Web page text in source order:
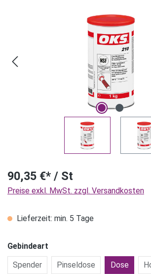
90,35 €* / St
Preise exkl. MwSt. zzgl. Versandkosten
Lieferzeit: min. 5 Tage
Gebindeart
Spender
Pinseldose Dose